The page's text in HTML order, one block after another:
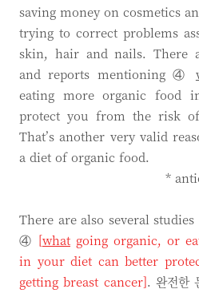
saving money on cosmetics
trying to correct problems
skin, hair and nails. There
and reports mentioning ④
eating more organic food
protect you from the risk of
That’s another very valid
a diet of organic food.
*
There are also several
④ [what going organic, or
in your diet can better
getting breast cancer]. 완전한